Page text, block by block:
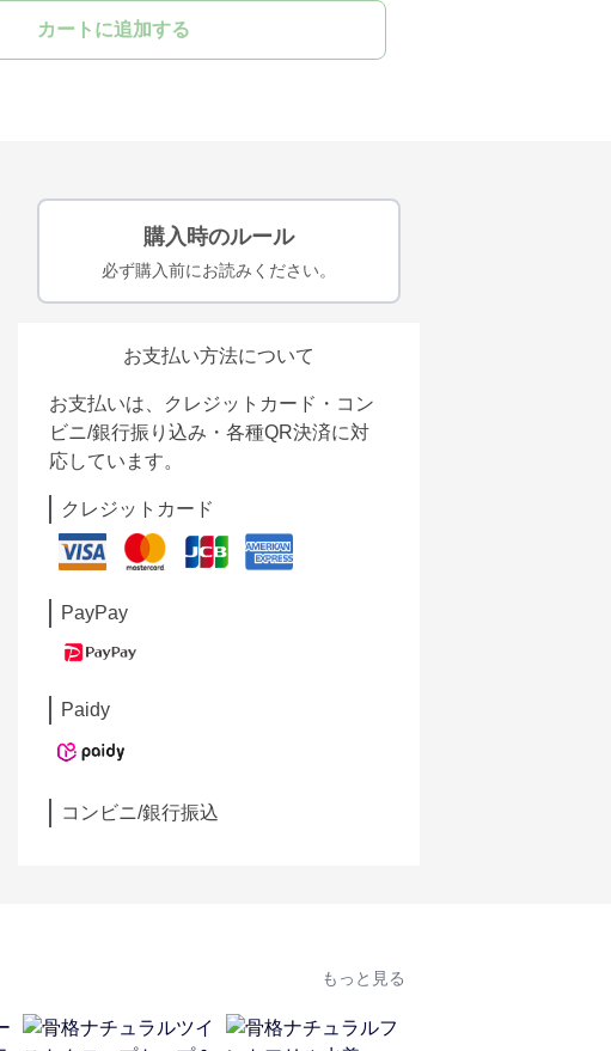
カートに追加する
購入時のルール
必ず購入前にお読みください。
お支払い方法について
お支払いは、クレジットカード・コン
ビニ/銀行振り込み・各種QR決済に対
応しています。
クレジットカード
PayPay
Paidy
コンビニ/銀行振込
もっと見る